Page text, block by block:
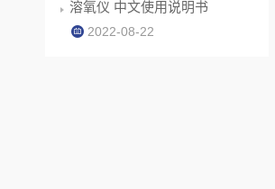
溶氧仪 中文使用说明书
2022-08-22